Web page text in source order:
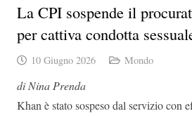
La CPI sospende il
per cattiva condotta
10 Giugno 2026 Mondo
di Nina Prenda
Khan è stato sospeso dal servizio con